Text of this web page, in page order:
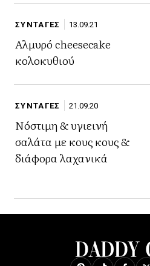
ΣΥΝΤΑΓΕΣ 13.09.21
Αλμυρό cheesecake
κολοκυθιού
ΣΥΝΤΑΓΕΣ 21.09.20
Νόστιμη & υγιεινή
σαλάτα με κους κους &
διάφορα λαχανικά